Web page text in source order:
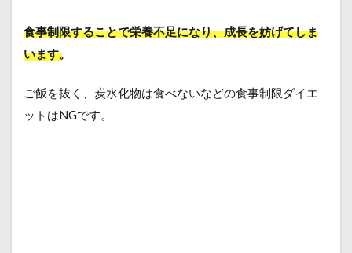
食事制限することで栄養不足になり、成長を妨げてしま
います。
ご飯を抜く、炭水化物は食べないなどの食事制限ダイエ
ットはNGです。